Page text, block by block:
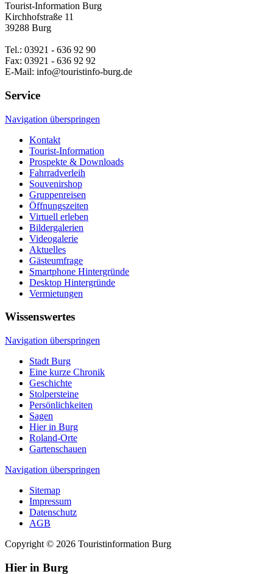
Tourist-Information Burg
Kirchhofstraße 11
39288 Burg
Tel.: 03921 - 636 92 90
Fax: 03921 - 636 92 92
E-Mail: info@touristinfo-burg.de
Service
Navigation überspringen
Kontakt
Tourist-Information
Prospekte & Downloads
Fahrradverleih
Souvenirshop
Gruppenreisen
Öffnungszeiten
Virtuell erleben
Bildergalerien
Videogalerie
Aktuelles
Gästeumfrage
Smartphone Hintergründe
Desktop Hintergründe
Vermietungen
Wissenswertes
Navigation überspringen
Stadt Burg
Eine kurze Chronik
Geschichte
Stolpersteine
Persönlichkeiten
Sagen
Hier in Burg
Roland-Orte
Gartenschauen
Navigation überspringen
Sitemap
Impressum
Datenschutz
AGB
Copyright © 2026 Touristinformation Burg
Hier in Burg